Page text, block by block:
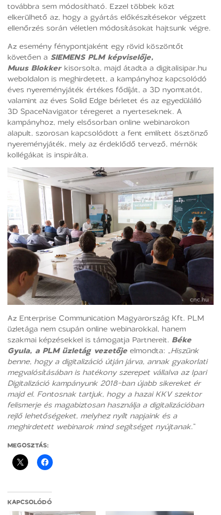
továbbra sem módosítható. Ezzel többek közt
elkerülhető az, hogy a gyártás előkészítésekor végzett
ellenőrzés során véletlen módosításokat hajtsunk végre.
Az esemény fénypontjaként egy rövid köszöntőt
követően a SIEMENS PLM képviselője,
Muus Blokker kisorsolta, majd átadta a digitalisipar.hu
weboldalon is meghirdetett, a kampányhoz kapcsolódó
éves nyereményjáték értékes fődíját, a 3D nyomtatót,
valamint az éves Solid Edge bérletet és az egyedülálló
3D SpaceNavigator téregeret a nyerteseknek. A
kampányhoz, mely elsősorban online webinarokon
alapult, szorosan kapcsolódott a fent említett ösztönző
nyereményjáték, mely az érdeklődő tervező, mérnök
kollégákat is inspirálta.
Az Enterprise Communication Magyarország Kft. PLM
üzletága nem csupán online webinarokkal, hanem
szakmai képzésekkel is támogatja Partnereit. Béke
Gyula, a PLM üzletág vezetőjeelmondta: „Hiszünk
benne, hogy a digitalizáció útján járva, annak gyakorlati
megvalósításában is hatékony szerepet vállalva az Ipari
Digitalizáció kampányunk 2018-ban újabb sikereket ér
majd el. Fontosnak tartjuk, hogy a hazai KKV szektor
felismerje és magabiztosan használja a digitalizációban
rejlő lehetőségeket, melyhez nyílt napjaink és a
meghirdetett webinarok mind segítséget nyújtanak.”
MEGOSZTÁS:
KAPCSOLÓDÓ